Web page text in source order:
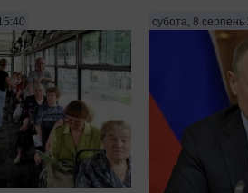
субота, 8